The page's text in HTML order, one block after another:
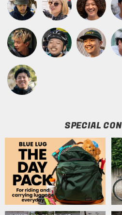
SPECIAL